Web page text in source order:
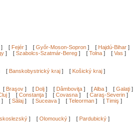
] [ Fejér ] [ Győr-Moson-Sopron ] [ Hajdú-Bihar ]
] [ Szabolcs-Szatmár-Bereg ] [ Tolna ] [ Vas ]
[ Banskobystrický kraj ] [ Košický kraj ]
[ Braşov ] [ Dolj ] [ Dâmboviţa ] [Alba ] [ Galaţi ]
] [ Constanţa ] [ Covasna ] [ Caraş-Severin ]
] [ Sălaj ] [ Suceava ] [ Teleorman ] [ Timiş ]
] [ Olomoucký ] [ Pardubický ]